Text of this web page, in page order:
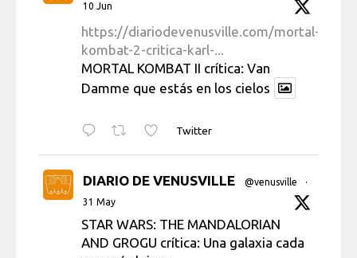
10 Jun
https://diariodevenusville.com/mortal-
kombat-2-critica-karl-...
MORTAL KOMBAT II crítica: Van
Damme que estás en los cielos
Twitter
DIARIO DE VENUSVILLE @venusville
·
31 May
STAR WARS: THE MANDALORIAN
AND GROGU crítica: Una galaxia cada